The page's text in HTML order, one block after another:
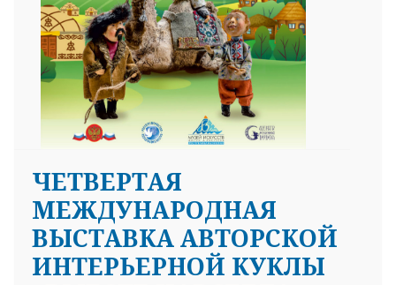
ЧЕТВЕРТАЯ
МЕЖДУНАРОДНАЯ
ВЫСТАВКА АВТОРСКОЙ
ИНТЕРЬЕРНОЙ КУКЛЫ